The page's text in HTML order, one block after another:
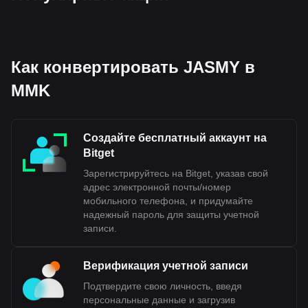
Как конвертировать JASMY в
MMK
Создайте бесплатный аккаунт на
Bitget
Зарегистрируйтесь на Bitget, указав свой
адрес электронной почты/номер
мобильного телефона, и придумайте
надежный пароль для защиты учетной
записи.
Верификация учетной записи
Подтвердите свою личность, введя
персональные данные и загрузив